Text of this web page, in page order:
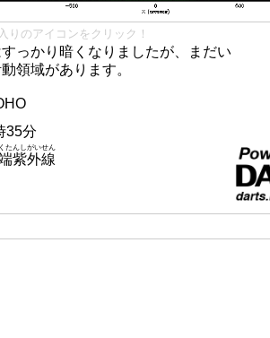
りのアイコンをクリック！
っかり暗くなりましたが、まだい
領域があります。
35分
紫外線
たんしがいせん